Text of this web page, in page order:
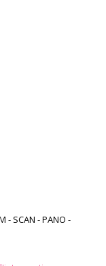
- SCAN - PANO -